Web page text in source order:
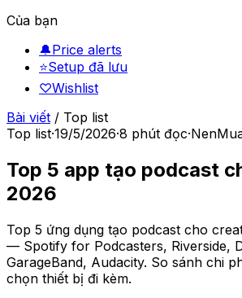
Của bạn
🔔Price alerts
⭐Setup đã lưu
♡Wishlist
Bài viết / Top list
Top list·19/5/2026·8 phút đọc·
Top 5 app tạo podcast
2026
Top 5 ứng dụng tạo podcast cho
— Spotify for Podcasters, Riverside,
GarageBand, Audacity. So sánh chi
chọn thiết bị đi kèm.